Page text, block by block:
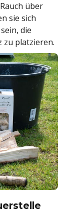
über
sie sich
die
zu platzieren.